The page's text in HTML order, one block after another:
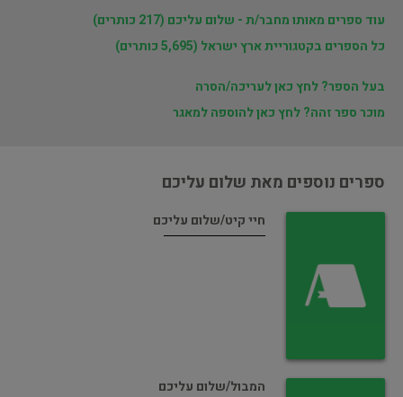
עוד ספרים מאותו מחבר/ת - שלום עליכם (217 כותרים)
כל הספרים בקטגוריית ארץ ישראל (5,695 כותרים)
בעל הספר? לחץ כאן לעריכה/הסרה
מוכר ספר זהה? לחץ כאן להוספה למאגר
ספרים נוספים מאת שלום עליכם
חיי קיט/שלום עליכם
המבול/שלום עליכם